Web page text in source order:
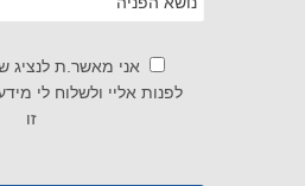
אני מאשר.ת לנציג
לפנות אליי ולשלוח לי
זו